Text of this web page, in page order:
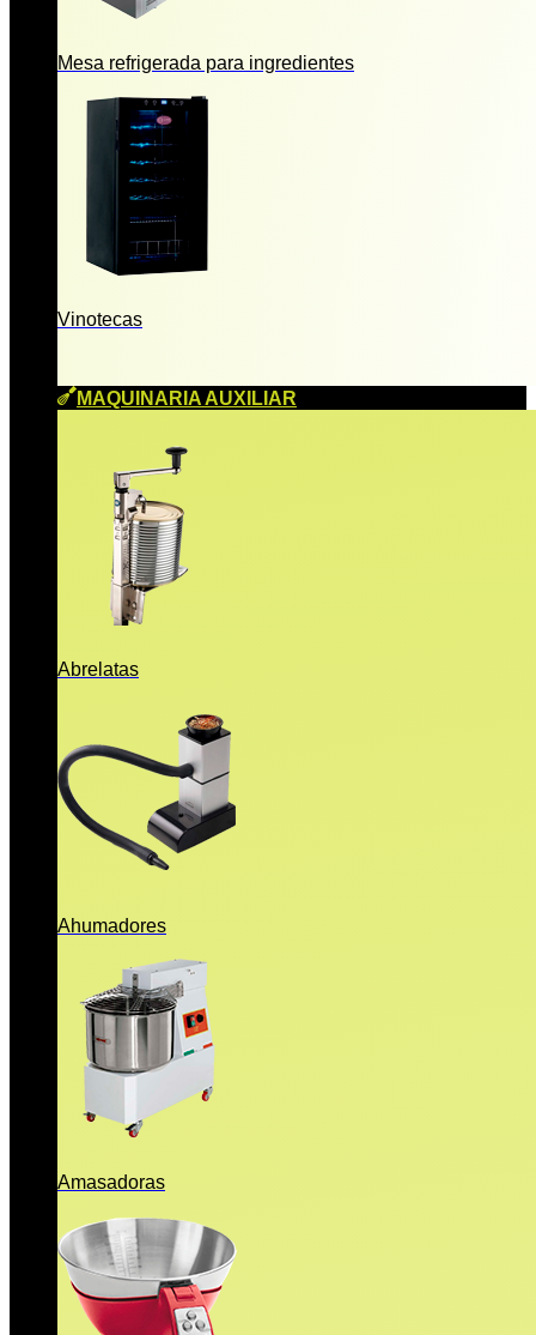
Mesa refrigerada para ingredientes
Vinotecas
MAQUINARIA AUXILIAR
Abrelatas
Ahumadores
Amasadoras